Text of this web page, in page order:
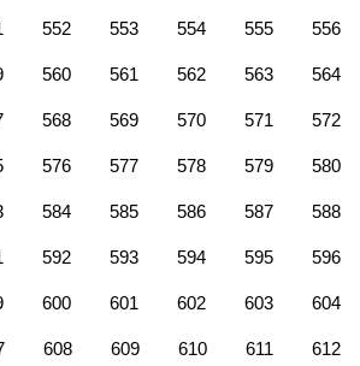
552 553 554 555 556
560 561 562 563 564
568 569 570 571 572
576 577 578 579 580
584 585 586 587 588
592 593 594 595 596
600 601 602 603 604
608 609 610 611 612